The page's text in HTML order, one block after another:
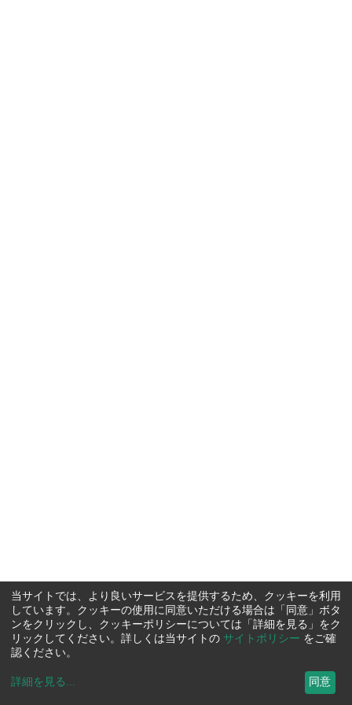
当サイトでは、より良いサービスを提供するため、クッキーを利用
しています。クッキーの使用に同意いただける場合は「同意」ボタ
ンをクリックし、クッキーポリシーについては「詳細を見る」をク
リックしてください。詳しくは当サイトの サイトポリシー をご確
認ください。
詳細を見る ... 同意